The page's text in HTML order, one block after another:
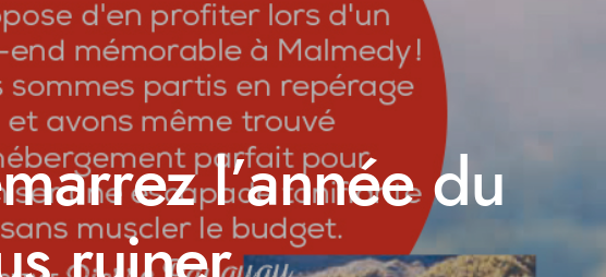
l’année du
ruiner